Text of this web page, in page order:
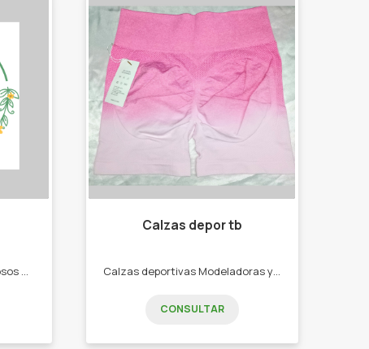
Te ofrezco productos amorosos con vos y el planeta, cosmética natural, accesorios sustentables, aromaterapia . -Shampoo y Acondicionador Sólido -Jabones Vegetales -Velas de soja -Sahumerios -Accesorios eco
Calzas depor tb
Calzas deportivas Modeladoras y Reductoras. -CALZAS DEPORTIVAS -CORPIÑOS DEPORTIVOS CONJUNTOS TRES PIEZA - MEDÍAS TENIS DEPORTIVAS -VINCHAS DEPORTIVAS.
CONSULTAR